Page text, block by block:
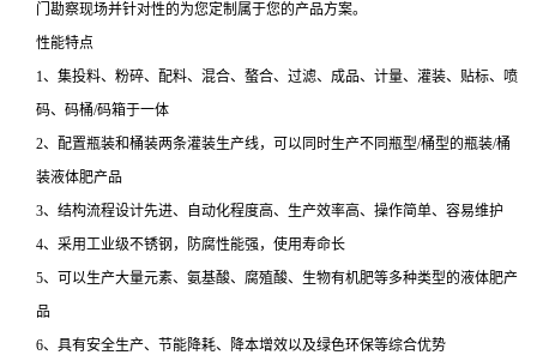
门勘察现场并针对性的为您定制属于您的产品方案。
性能特点
1、集投料、粉碎、配料、混合、螯合、过滤、成品、计量、灌装、贴标、喷
码、码桶/码箱于一体
2、配置瓶装和桶装两条灌装生产线，可以同时生产不同瓶型/桶型的瓶装/桶
装液体肥产品
3、结构流程设计先进、自动化程度高、生产效率高、操作简单、容易维护
4、采用工业级不锈钢，防腐性能强，使用寿命长
5、可以生产大量元素、氨基酸、腐殖酸、生物有机肥等多种类型的液体肥产
品
6、具有安全生产、节能降耗、降本增效以及绿色环保等综合优势